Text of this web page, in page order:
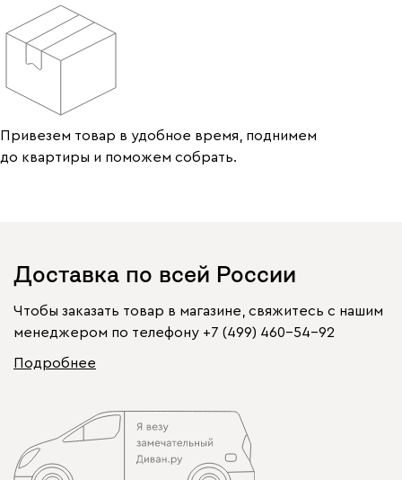
Привезем товар в удобное время, поднимем
до квартиры и поможем собрать.
Доставка по всей России
Чтобы заказать товар в магазине, свяжитесь с нашим
менеджером по телефону +7 (499) 460-54-92
Подробнее